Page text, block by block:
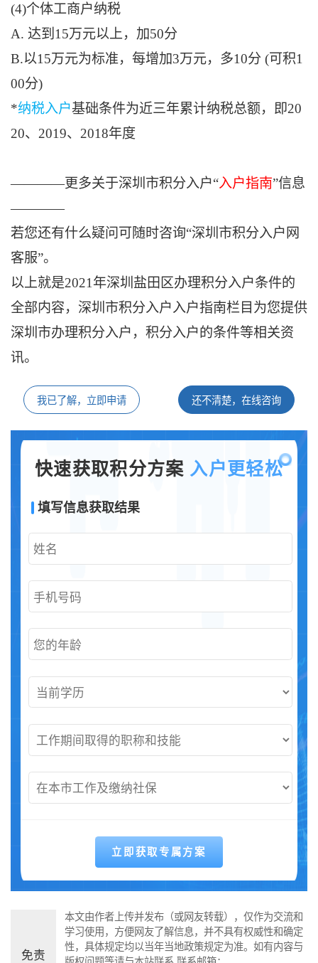
(4)个体工商户纳税
A. 达到15万元以上，加50分
B.以15万元为标准，每增加3万元，多10分 (可积1
00分)
*纳税入户基础条件为近三年累计纳税总额，即20
20、2019、2018年度
————更多关于深圳市积分入户“入户指南”信息
————
若您还有什么疑问可随时咨询“深圳市积分入户网
客服”。
以上就是2021年深圳盐田区办理积分入户条件的
全部内容， 深圳市积分入户入户指南栏目为您提供
深圳市办理积分入户，积分入户的条件等相关资
讯。
我已了解，立即申请 还不清楚，在线咨询
快速获取积分方案 入户更轻松
填写信息获取结果
免责
本文由作者上传并发布（或网友转载），仅作为交流和
学习使用，方便网友了解信息，并不具有权威性和确定
性，具体规定均以当年当地政策规定为准。如有内容与